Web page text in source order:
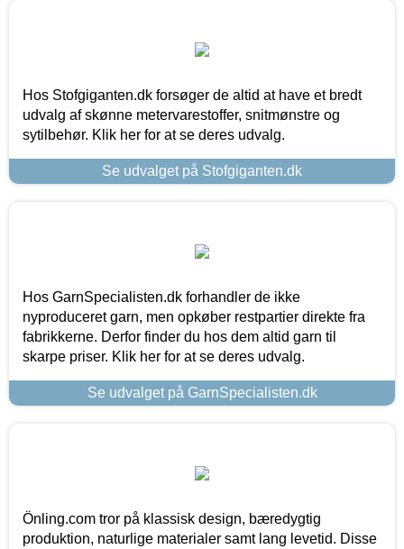
Hos Stofgiganten.dk forsøger de altid at have et bredt
udvalg af skønne metervarestoffer, snitmønstre og
sytilbehør. Klik her for at se deres udvalg.
Se udvalget på Stofgiganten.dk
Hos GarnSpecialisten.dk forhandler de ikke
nyproduceret garn, men opkøber restpartier direkte fra
fabrikkerne. Derfor finder du hos dem altid garn til
skarpe priser. Klik her for at se deres udvalg.
Se udvalget på GarnSpecialisten.dk
Önling.com tror på klassisk design, bæredygtig
produktion, naturlige materialer samt lang levetid. Disse